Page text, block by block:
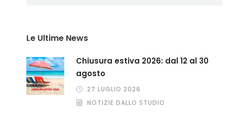
Le Ultime News
Chiusura estiva 2026: dal 12 al 30
agosto
27 LUGLIO 2026
NOTIZIE DALLO STUDIO